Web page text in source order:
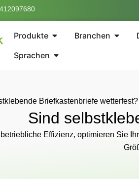
Produkte Branchen
Sprachen
Briefkastenbriefe wetterfest?
Sind
Effizienz, optimieren Sie